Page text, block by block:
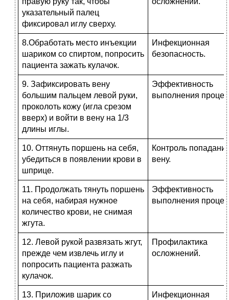
указательный палец
фиксировал иглу сверху.
8.Обработать место инъекции
шариком со спиртом, попросить
пациента зажать кулачок.
Инфекционная
безопасность.
9. Зафиксировать вену
большим пальцем левой руки,
про­колоть кожу (игла срезом
вверх) и войти в вену на 1/3
длины иглы.
Эффективность
выполне­ния
10. Оттянуть поршень на себя,
убедиться в появлении крови в
шприце.
Контроль
вену.
11. Продолжать тянуть поршень
на себя, набирая нужное
количество крови, не снимая
жгута.
Эффективность
выполне­ния
12. Левой рукой развязать жгут,
прежде чем извлечь иглу и
попросить пациента разжать
кулачок.
Профилактика
осложнений.
13. Приложив шарик со
Инфекционная